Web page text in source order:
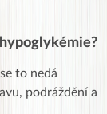
to nedá
podráždění a